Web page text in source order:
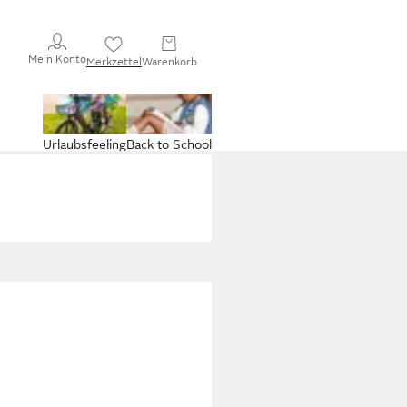
Mein KontoMerkzettelWarenkorb
Back to School
Urlaubsfeeling